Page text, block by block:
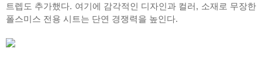
트렙도 추가했다. 여기에 감각적인 디자인과 컬러, 소재로 무장한
폴스미스 전용 시트는 단연 경쟁력을 높인다.